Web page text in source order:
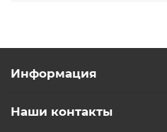
Для каких
распределение воздуха во
Информация
Наши контакты